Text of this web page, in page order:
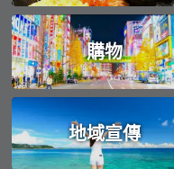
購物
地域宣傳